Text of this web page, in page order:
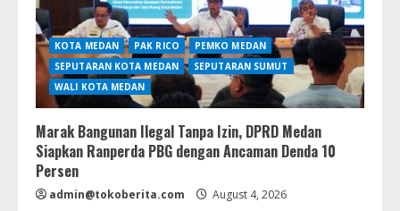
KOTA MEDAN PAK RICO
PEMKO MEDAN
SEPUTARAN KOTA MEDAN
SEPUTARAN SUMUT
WALI KOTA MEDAN
Marak Bangunan Ilegal Tanpa Izin, DPRD Medan
Siapkan Ranperda PBG dengan Ancaman Denda 10
Persen
admin@tokoberita.com August 4, 2026